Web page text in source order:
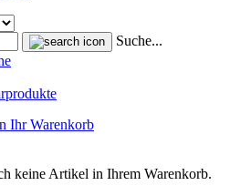
Suche...
Ihr Warenkorb
keine Artikel in Ihrem Warenkorb.